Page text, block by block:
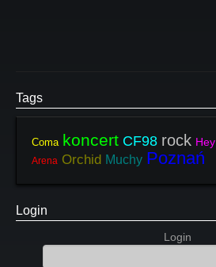
Tags
Coma koncert CF98 rock Hey
Arena Orchid Muchy Poznań
Login
Login